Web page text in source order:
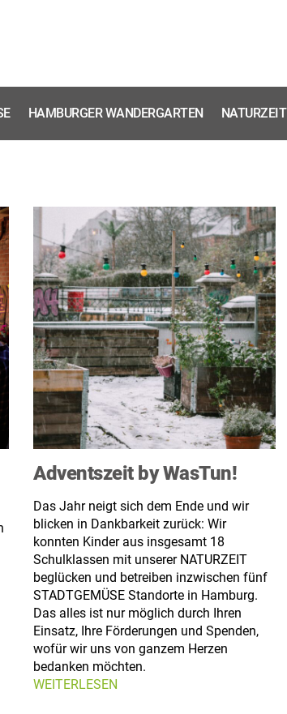
HAMBURGER WANDERGARTEN NATURZEIT
Adventszeit by WasTun!
Das Jahr neigt sich dem Ende und wir
blicken in Dankbarkeit zurück: Wir
konnten Kinder aus insgesamt 18
Schulklassen mit unserer NATURZEIT
beglücken und betreiben inzwischen fünf
STADTGEMÜSE Standorte in Hamburg.
Das alles ist nur möglich durch Ihren
Einsatz, Ihre Förderungen und Spenden,
wofür wir uns von ganzem Herzen
bedanken möchten.
WEITERLESEN